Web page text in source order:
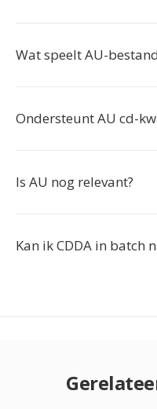
Wat speelt AU-
Ondersteunt AU cd-
Is AU nog relevant?
Kan ik CDDA in batch